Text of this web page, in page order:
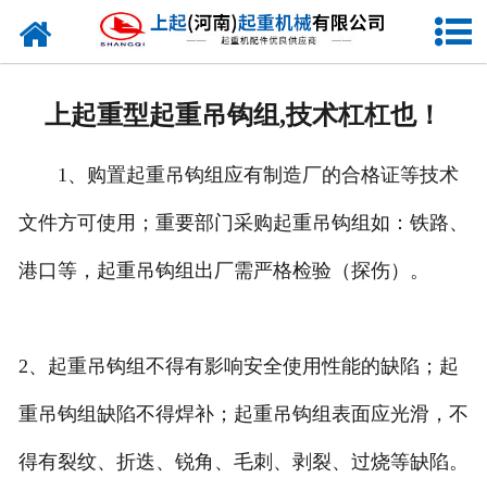
网站首页
合作客户
联系我们
上起重型起重吊钩组,技术杠杠也！
1、购置起重吊钩组应有制造厂的合格证等技术
文件方可使用；重要部门采购起重吊钩组如：铁路、
港口等，起重吊钩组出厂需严格检验（探伤）。
2、起重吊钩组不得有影响安全使用性能的缺陷；起
重吊钩组缺陷不得焊补；起重吊钩组表面应光滑，不
得有裂纹、折迭、锐角、毛刺、剥裂、过烧等缺陷。